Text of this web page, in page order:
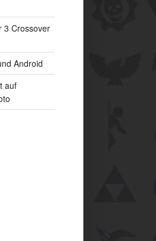
3 Crossover
Android
auf